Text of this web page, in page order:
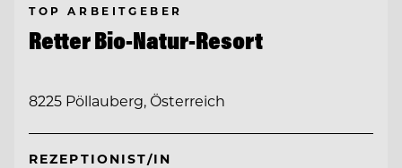
TOP ARBEITGEBER
Retter Bio-Natur-Resort
8225 Pöllauberg, Österreich
REZEPTIONIST/IN